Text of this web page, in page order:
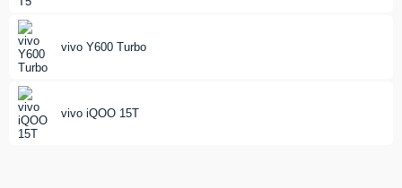
vivo Y600 Turbo
vivo iQOO 15T